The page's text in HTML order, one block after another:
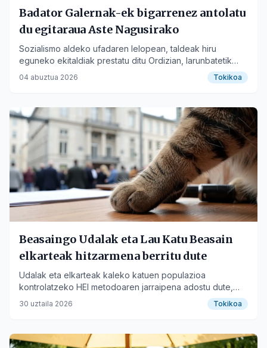
Badator Galernak-ek bigarrenez antolatu
du egitaraua Aste Nagusirako
Sozialismo aldeko ufadaren lelopean, taldeak hiru
eguneko ekitaldiak prestatu ditu Ordizian, larunbatetik
aurrera.
04 abuztua 2026 Tokikoa
Beasaingo Udalak eta Lau Katu Beasain
elkarteak hitzarmena berritu dute
Udalak eta elkarteak kaleko katuen populazioa
kontrolatzeko HEI metodoaren jarraipena adostu dute,
gizatiartasuna eta eraginkortasuna azpimarratuz.
30 uztaila 2026 Tokikoa